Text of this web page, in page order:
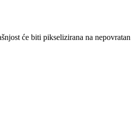
će biti pikselizirana na